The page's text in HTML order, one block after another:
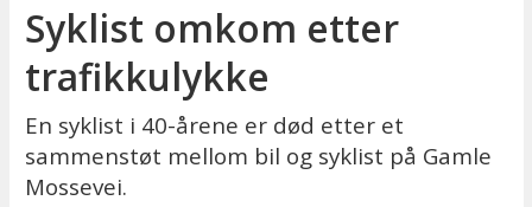
Syklist omkom etter
trafikkulykke
En syklist i 40-årene er død etter et
sammenstøt mellom bil og syklist på Gamle
Mossevei.